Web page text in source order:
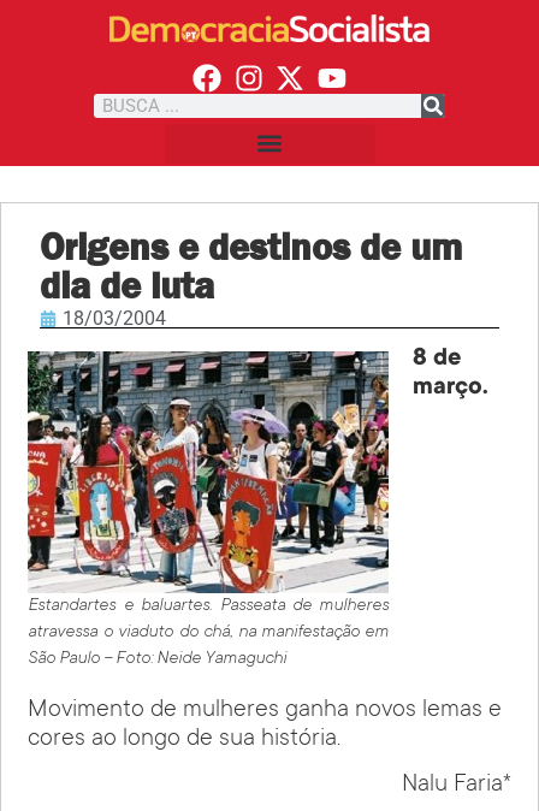
Origens e destinos de um
dia de luta
18/03/2004
Estandartes e baluartes. Passeata de mulheres
atravessa o viaduto do chá, na manifestação em
São Paulo – Foto: Neide Yamaguchi
8 de
março.
Movimento de mulheres ganha novos lemas e
cores ao longo de sua história.
Nalu Faria*